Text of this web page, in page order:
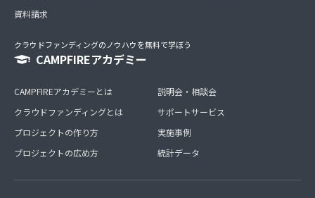
資料請求
クラウドファンディングのノウハウを無料で学ぼう
CAMPFIREアカデミー
CAMPFIREアカデミーとは
クラウドファンディングとは
プロジェクトの作り方
プロジェクトの広め方
説明会・相談会
サポートサービス
実施事例
統計データ